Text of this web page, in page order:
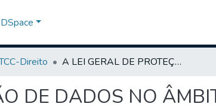
Direito A LEI GERAL DE PROTEÇÃO DE DADOS NO ÂMBITO DO INSS
DE DADOS NO